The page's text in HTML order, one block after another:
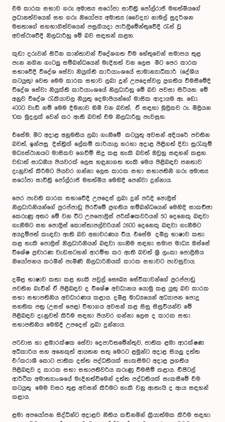
එම කාරක සභාව ගරු අමාත්‍ය සරෝජා සාවිත්‍රි පෝල්රාජ් මහත්මියගේ
ප්‍රධානත්වයෙන් සහ ගරු නියෝජ්‍ය අමාත්‍ය (වෛද්‍ය) නාමල් සුදර්ශන
මහතාගේ සහභාගිත්වයෙන් පසුගියදා පාර්ලිමේන්තුවේදී රැස් වූ
අවස්ථාවේදී නිලධාරීහු මේ බව සඳහන් කළහ.
කුඩා දරුවන් සිටින කාන්තාවන් විදේශගත වීම හේතුවෙන් සමාජය තුළ
පැන නගින ගැටලු සම්බන්ධයෙන් මැදිහත් වන ලෙස මීට පෙර කාරක
සභාවේදී විදේශ සේවා නියුක්ති කාර්යාංශයේ සාමාන්‍යාධිකාරී (දේශීය
කටයුතු) වෙත මෙම කාරක සභාව ලබා දුන් උපදෙස්වල ප්‍රගතිය විමසීමේදී
විදේශ සේවා නියුක්ති කාර්යාංශයේ නිලධාරීහු මේ බව පවසා සිටියහ. මේ
අනුව විදේශ රැකියාවල නියුතු දෙමාපියන්ගේ මාසික ආදායම ඇ. ඩො.
400ට වැඩි නම් මෙම දීමනාව හිමි වන බවත්, ඒ සඳහා මූලිකව රු. මිලියන
10ක මුදලක් වෙන් කර ඇති බවත් එම නිලධාරීහු පැවසූහ.
එසේම, මීට අදාළ අනුමතිය ලබා ගැනීමේ කටයුතු අවසන් අදියරේ පවතින
බවත්, ඉන්පසු දිස්ත්‍රික් ලේකම් කාර්යාල හරහා අදාළ පිළිගත් දිවා සුරැකුම්
මධ්‍යස්ථානයට මාසිකව ගෙවීම් සිදු කළ හැකි බවත් ඔවුහු සඳහන් කළහ.
වඩාත් සාධනීය පියවරක් ලෙස හඳුනාගත හැකි මෙය පිළිබඳව ජනතාව
දැනුවත් කිරීමට පියවර ගන්නා ලෙස කාරක සභා සභාපතිනි ගරු අමාත්‍ය
සරෝජා සාවිත්‍රි පෝල්රාජ් මහත්මිය මෙහිදී පෙන්වා දුන්නාය.
පෙර පැවති කාරක සභාවේදී උපදෙස් ලබා දුන් පරිදි පොලිස්
නිලධාරිනියන්ගේ පුරප්පාඩු පිරවීමේ ප්‍රගතිය සම්බන්ධයෙන් මෙහිදි සාකච්ඡා
කෙරුණු අතර මේ වන විට උපපොලිස් පරීක්ෂකවරියන් 50 දෙනෙකු බඳවා
ගැනීමට සහ පොලිස් කොස්තාපල්වරියන් 2600 දෙනෙකු බඳවා ගැනීමට
අයදුම්පත් කැඳවා ඇති බව අනාවරණය විය. එසේම දමිල භාෂාව කතා
කළ හැකි පොලිස් නිලධාරිනියන් බඳවා ගැනීම සඳහා සමාජ මාධ්‍ය ඔස්සේ
විශේෂ ප්‍රචාරණ වැඩසටහන් ආරම්භ කර ඇති බවත් ‍ශ්‍රී ලංකා පොලිසිය
නියෝජනය කරමින් පැමිණි නිලධාරිනියක් කාරක සභාවට පැවසුවාය.
දමිළ භාෂාව කතා කළ හැකි පවුල් සෞඛ්‍ය සේවිකාවන්ගේ පුරප්පාඩු
පවතින බැවින් ඒ පිළිබඳව ද විශේෂ අවධානය යොමු කළ යුතු බව කාරක
සභා සභාපතිනිය අවධාරණය කළාය. දමිළ මාධ්‍යයෙන් අධ්‍යාපන පොදු
සහතික පත්‍ර (උසස් පෙළ) විභාගය අවසන් කළ සිසු සිසුවියන්ව මේ
පිළිබඳව දැනුවත් කිරීම සඳහා පියවර ගන්නා ලෙස ද කාරක සභා
සභාපතිනිය මෙහිදී උපදෙස් ලබා දුන්නාය.
පරිවාස හා ළමාරක්ෂක සේවා දෙපාර්තමේන්තුව, ජාතික ළමා ආරක්ෂණ
අධිකාරිය සහ අනෙකුත් ආයතන සතු මෙරට ළමුන්ට අදාළ සියලු දත්ත
එ්කරාශී කොට ජාතික දත්ත පද්ධතියක් සැකසීමට අදාළ ප්‍රගතිය
පිළිබඳව ද කාරක සභා සභාපතිවරිය කරුණු විමසීම් කළාය. ඩිජිටල්
ආර්ථික අමාත්‍යාංශයේ මැදිහත්වීමෙන් දත්ත පද්ධතියක් සැකසීමේ එම
කටයුතු මෙම වසර තුළ අවසන් කිරීමට හැකි වනු ඇතැයි ද ඇය සඳහන්
කළාය.
ළමා අපයෝජන සිද්ධීන්ට අදාළව නීතිය කඩිනමින් ක්‍රියාත්මක කිරීම සඳහා